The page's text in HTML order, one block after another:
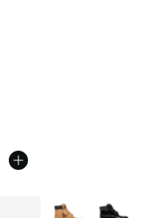
1 commentaires
Plus de couleurs